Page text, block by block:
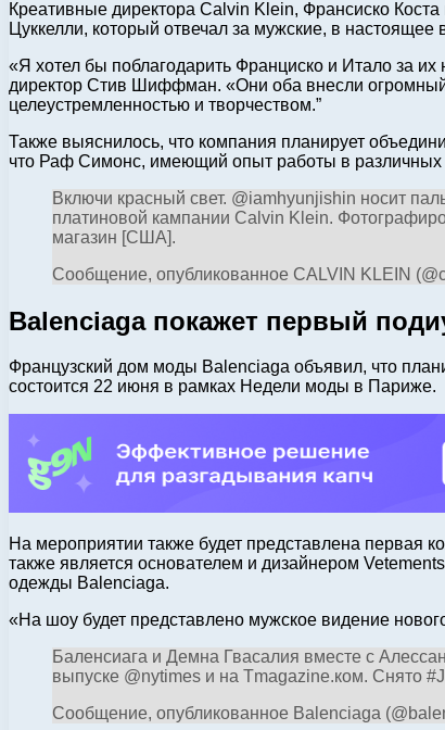
Креативные директора Calvin Klein, Франсиско
Цуккелли, который отвечал за мужские, в
«Я хотел бы поблагодарить Франциско и Итало за
директор Стив Шиффман. «Они оба внесли
целеустремленностью и творчеством.”
Также выяснилось, что компания планирует
что Раф Симонс, имеющий опыт работы в различных
Включи красный свет. @iamhyunjishin носит
платиновой кампании Calvin Klein.
магазин [США].
Сообщение, опубликованное CALVIN KLEIN
Balenciaga покажет первый
Французский дом моды Balenciaga объявил, что
состоится 22 июня в рамках Недели моды в Париже.
На мероприятии также будет представлена ​​первая
также является основателем и дизайнером
одежды Balenciaga.
«На шоу будет представлено мужское видение
Баленсиага и Демна Гвасалия вместе с
выпуске @nytimes и на Tmagazine.ком. Снято
Сообщение, опубликованное Balenciaga